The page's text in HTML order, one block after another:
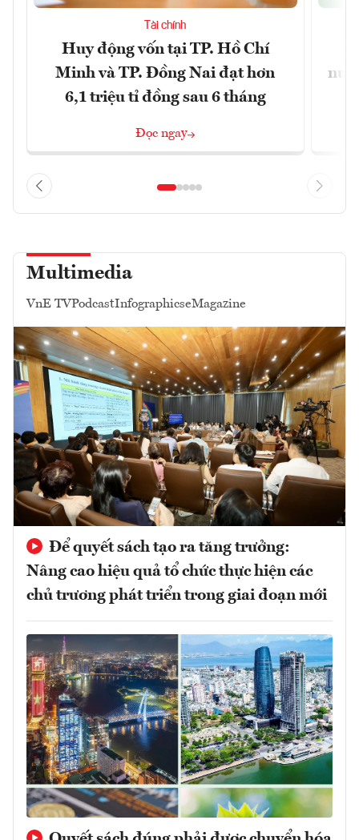
Tài chính
Huy động vốn tại TP. Hồ Chí
Minh và TP. Đồng Nai đạt hơn
6,1 triệu tỉ đồng sau 6 tháng
Đọc ngay
Multimedia
VnE TVPodcastInfographicseMagazine
Để quyết sách tạo ra tăng trưởng:
Nâng cao hiệu quả tổ chức thực hiện các
chủ trương phát triển trong giai đoạn mới